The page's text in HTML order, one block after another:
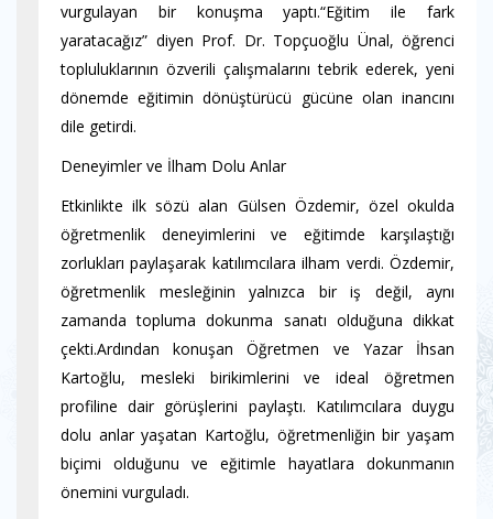
vurgulayan bir konuşma yaptı.“Eğitim ile fark
yaratacağız” diyen Prof. Dr. Topçuoğlu Ünal, öğrenci
topluluklarının özverili çalışmalarını tebrik ederek, yeni
dönemde eğitimin dönüştürücü gücüne olan inancını
dile getirdi.
Deneyimler ve İlham Dolu Anlar
Etkinlikte ilk sözü alan Gülsen Özdemir, özel okulda
öğretmenlik deneyimlerini ve eğitimde karşılaştığı
zorlukları paylaşarak katılımcılara ilham verdi. Özdemir,
öğretmenlik mesleğinin yalnızca bir iş değil, aynı
zamanda topluma dokunma sanatı olduğuna dikkat
çekti.Ardından konuşan Öğretmen ve Yazar İhsan
Kartoğlu, mesleki birikimlerini ve ideal öğretmen
profiline dair görüşlerini paylaştı. Katılımcılara duygu
dolu anlar yaşatan Kartoğlu, öğretmenliğin bir yaşam
biçimi olduğunu ve eğitimle hayatlara dokunmanın
önemini vurguladı.